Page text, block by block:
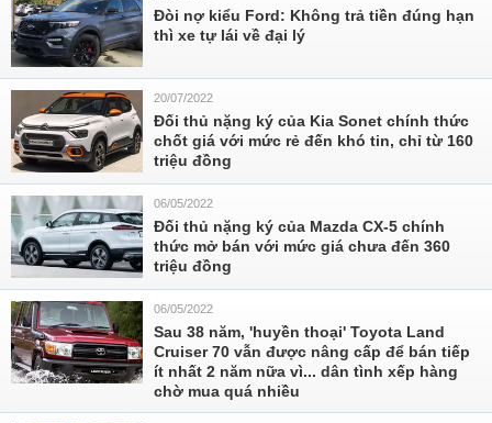
Đòi nợ kiểu Ford: Không trả tiền đúng hạn
thì xe tự lái về đại lý
20/07/2022
Đối thủ nặng ký của Kia Sonet chính thức
chốt giá với mức rẻ đến khó tin, chỉ từ 160
triệu đồng
06/05/2022
Đối thủ nặng ký của Mazda CX-5 chính
thức mở bán với mức giá chưa đến 360
triệu đồng
06/05/2022
Sau 38 năm, 'huyền thoại' Toyota Land
Cruiser 70 vẫn được nâng cấp để bán tiếp
ít nhất 2 năm nữa vì... dân tình xếp hàng
chờ mua quá nhiều